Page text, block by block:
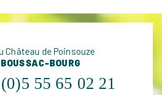
Château de Poinsouze
BOURG
55 65 02 21